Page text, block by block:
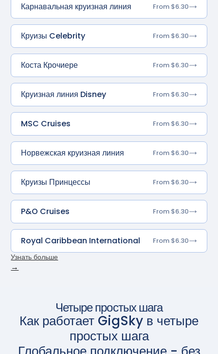
Карнавальная круизная линия From $6.30
Круизы Celebrity From $6.30
Коста Крочиере From $6.30
Круизная линия Disney From $6.30
MSC Cruises From $6.30
Норвежская круизная линия From $6.30
Круизы Принцессы From $6.30
P&O Cruises From $6.30
Royal Caribbean International From $6.30
Узнать больше
→
Четыре простых шага
Как работает GigSky в четыре
простых шага